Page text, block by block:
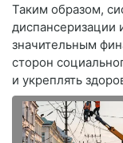
Таким образом,
диспансеризации
значительным
сторон
и укреплять